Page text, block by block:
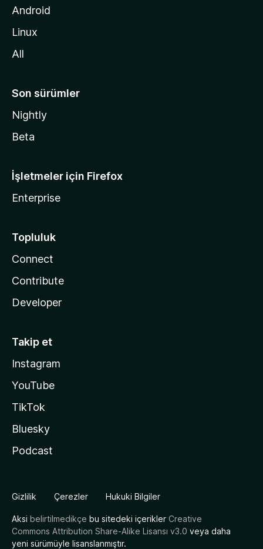
d
Android
Linux
All
Son sürümler
Nightly
Beta
İşletmeler için Firefox
Enterprise
Topluluk
Connect
Contribute
Developer
Takip et
Instagram
YouTube
TikTok
Bluesky
Podcast
Gizlilik Çerezler Hukuki Bilgiler
Aksi belirtilmedikçe bu sitedeki içerikler Creative
Commons Attribution Share-Alike Lisansı v3.0 veya daha
yeni sürümüyle lisanslanmıştır.